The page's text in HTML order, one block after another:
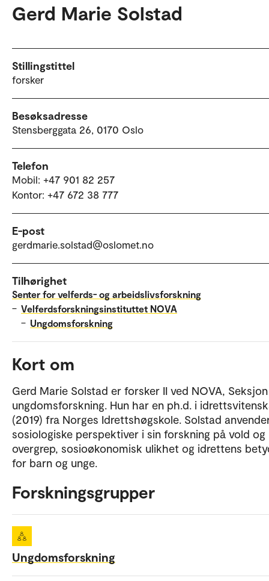
Gerd Marie Solstad
Stillingstittel
forsker
Besøksadresse
Stensberggata 26, 0170 Oslo
Telefon
Mobil: +47 901 82 257
Kontor: +47 672 38 777
E-post
gerdmarie.solstad@oslomet.no
Tilhørighet
Senter for velferds- og arbeidslivsforskning
– Velferdsforskningsinstituttet NOVA
– Ungdomsforskning
Kort om
Gerd Marie Solstad er forsker II ved NOVA,
ungdomsforskning. Hun har en ph.d. i
(2019) fra Norges Idrettshøgskole. Solstad
sosiologiske perspektiver i sin forskning på vold og
overgrep, sosioøkonomisk ulikhet og idrettens
for barn og unge.
Forskningsgrupper
Ungdomsforskning